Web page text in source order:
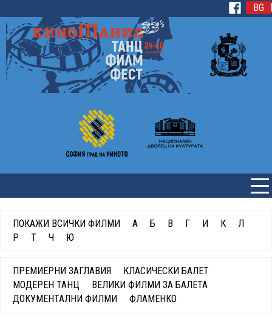
BG
ПОКАЖИ ВСИЧКИ ФИЛМИ А Б В Г И К
Л
Р
Т Ч Ю
ПРЕМИЕРНИ ЗАГЛАВИЯ
КЛАСИЧЕСКИ БАЛЕТ
МОДЕРЕН ТАНЦ
ВЕЛИКИ ФИЛМИ ЗА БАЛЕТА
ДОКУМЕНТАЛНИ ФИЛМИ
ФЛАМЕНКО